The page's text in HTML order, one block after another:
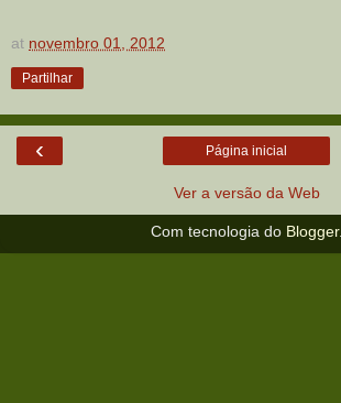
at novembro 01, 2012
Partilhar
‹ Página inicial
Ver a versão da Web
Com tecnologia do Blogger.